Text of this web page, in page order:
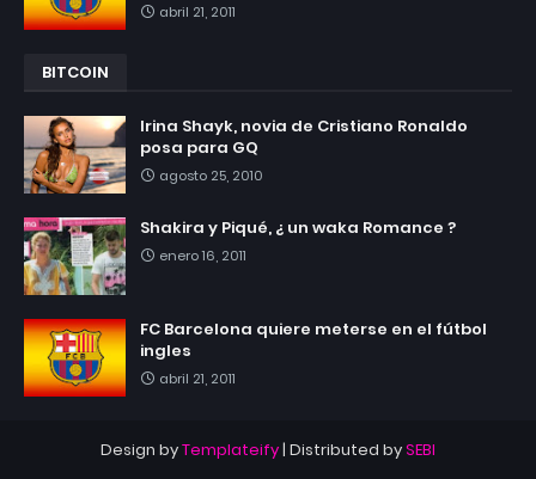
abril 21, 2011
BITCOIN
Irina Shayk, novia de Cristiano Ronaldo
posa para GQ
agosto 25, 2010
Shakira y Piqué, ¿ un waka Romance ?
enero 16, 2011
FC Barcelona quiere meterse en el fútbol
ingles
abril 21, 2011
Design byTemplateify| Distributed bySEBI